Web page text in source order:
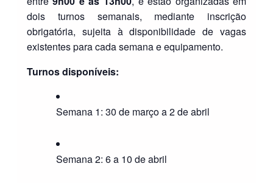
dois turnos semanais, mediante inscrição
obrigatória, sujeita à disponibilidade de vagas
existentes para cada semana e equipamento.
Turnos disponíveis:
Semana 1: 30 de março a 2 de abril
Semana 2: 6 a 10 de abril